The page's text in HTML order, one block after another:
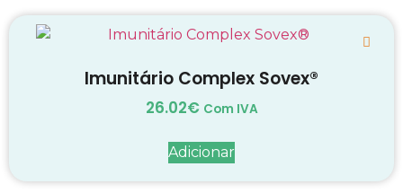
Imunitário Complex Sovex®
26.02€ Com IVA
Adicionar